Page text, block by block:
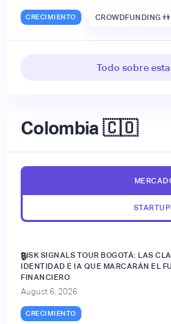
CRECIMIENTO CROWDFUNDING 👫
Todo sobre
Colombia 🇨🇴
RISK SIGNALS TOUR BOGOTÁ: LAS
IDENTIDAD E IA QUE MARCARÁN EL
FINANCIERO
August 6, 2026
CRECIMIENTO
🔒